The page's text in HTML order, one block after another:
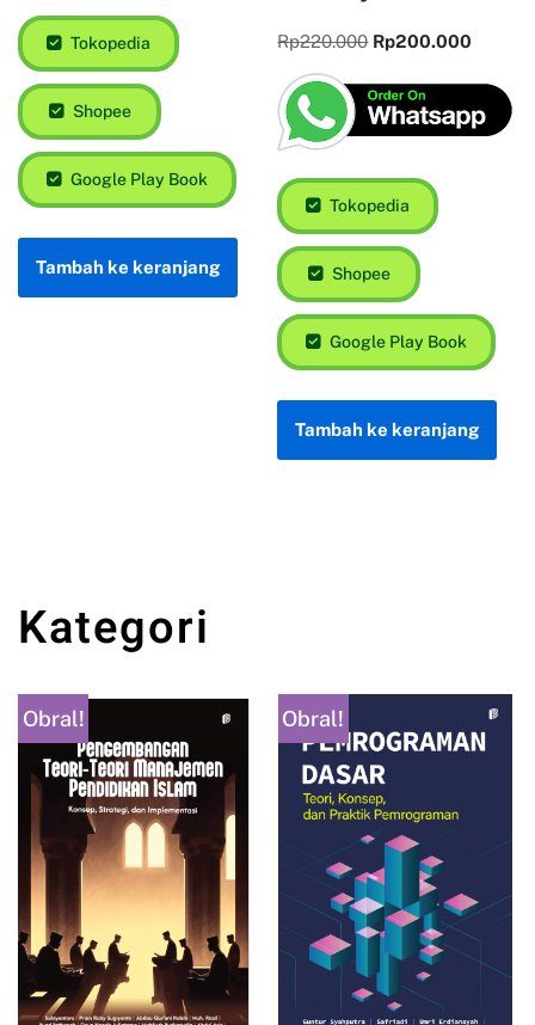
Tokopedia
Shopee
Google Play Book
Tambah ke keranjang
Rp220.000 Rp200.000
Tokopedia
Shopee
Google Play Book
Tambah ke keranjang
Kategori
Obral! Obral!